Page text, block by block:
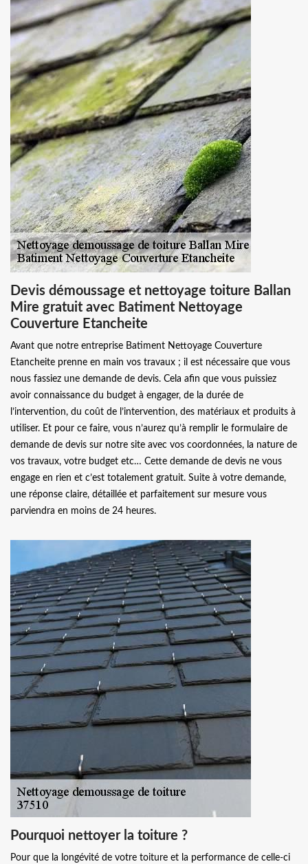
Devis démoussage et nettoyage toiture Ballan
Mire gratuit avec Batiment Nettoyage
Couverture Etancheite
Avant que notre entreprise Batiment Nettoyage Couverture
Etancheite prenne en main vos travaux ; il est nécessaire que vous
nous fassiez une demande de devis. Cela afin que vous puissiez
avoir connaissance du budget à engager, de la durée de
l’intervention, du coût de l’intervention, des matériaux et produits à
utiliser. Et pour ce faire, vous n’aurez qu’à remplir le formulaire de
demande de devis sur notre site avec vos coordonnées, la nature de
vos travaux, votre budget etc… Cette demande de devis ne vous
engage en rien et c’est totalement gratuit. Suite à votre demande,
une réponse claire, détaillée et parfaitement sur mesure vous
parviendra en moins de 24 heures.
Pourquoi nettoyer la toiture ?
Pour que la longévité de votre toiture et la performance de celle-ci